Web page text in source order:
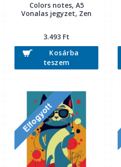
Colors notes, A5
Vonalas jegyzet, Zen
3.493 Ft
Kosárba
teszem